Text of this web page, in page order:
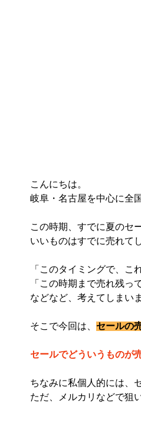
こんにちは。
岐阜・名古屋を中心に全
この時期、すでに夏のセ
いいものはすでに売れて
「このタイミングで、こ
「この時期まで売れ残っ
などなど、考えてしまい
そこで今回は、 セールの
セールでどういうものが
ちなみに私個人的には、
ただ、メルカリなどで狙